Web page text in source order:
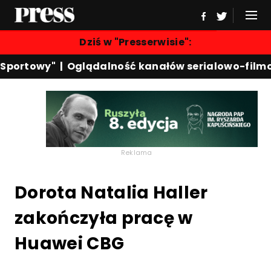
Dziś w "Presserwisie":
|Oglądalność kanałów serialowo-
Reklama
Dorota Natalia Haller
zakończyła pracę w
Huawei CBG